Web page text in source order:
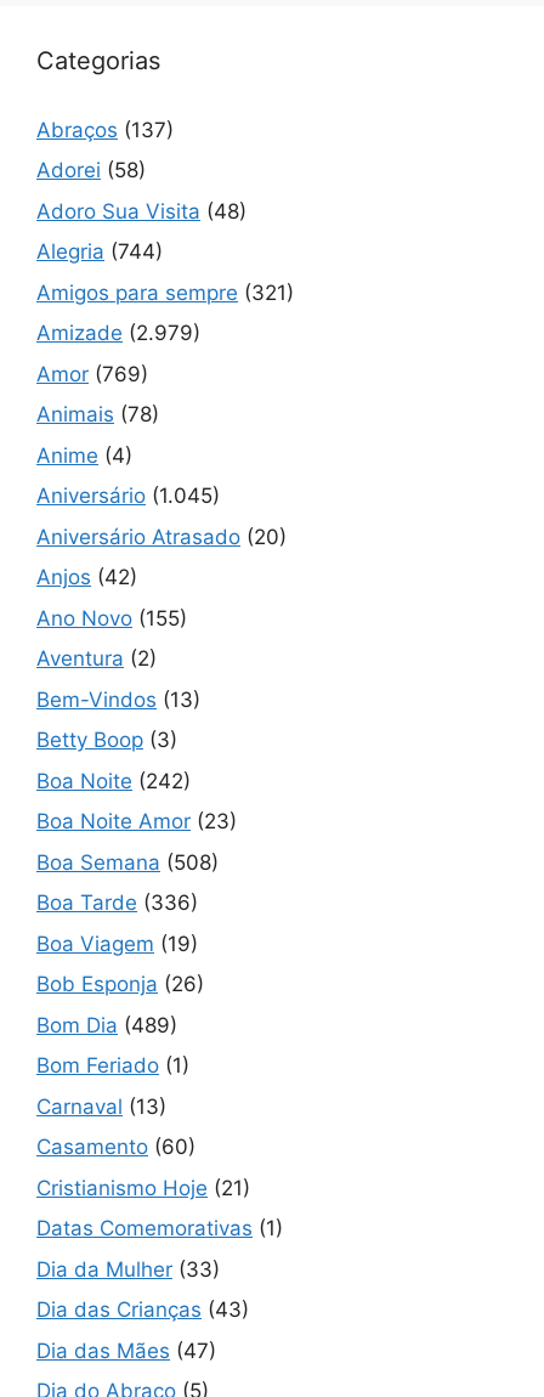
Categorias
Abraços (137)
Adorei (58)
Adoro Sua Visita (48)
Alegria (744)
Amigos para sempre (321)
Amizade (2.979)
Amor (769)
Animais (78)
Anime (4)
Aniversário (1.045)
Aniversário Atrasado (20)
Anjos (42)
Ano Novo (155)
Aventura (2)
Bem-Vindos (13)
Betty Boop (3)
Boa Noite (242)
Boa Noite Amor (23)
Boa Semana (508)
Boa Tarde (336)
Boa Viagem (19)
Bob Esponja (26)
Bom Dia (489)
Bom Feriado (1)
Carnaval (13)
Casamento (60)
Cristianismo Hoje (21)
Datas Comemorativas (1)
Dia da Mulher (33)
Dia das Crianças (43)
Dia das Mães (47)
Dia do Abraço (5)